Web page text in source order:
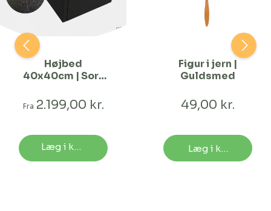
Højbed
40x40cm | Sort
længder
Fra 2.199,00 kr.
Læg i kurv
Figur i jern |
Guldsmed
49,00 kr.
Læg i kurv